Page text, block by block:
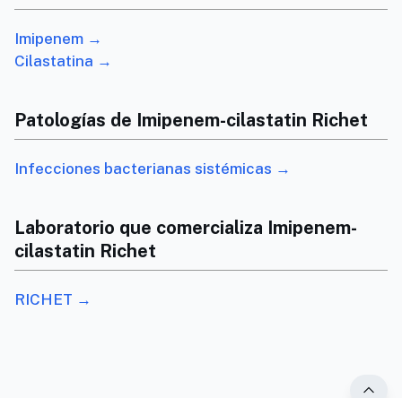
Imipenem →
Cilastatina →
Patologías de Imipenem-cilastatin Richet
Infecciones bacterianas sistémicas →
Laboratorio que comercializa Imipenem-
cilastatin Richet
RICHET →